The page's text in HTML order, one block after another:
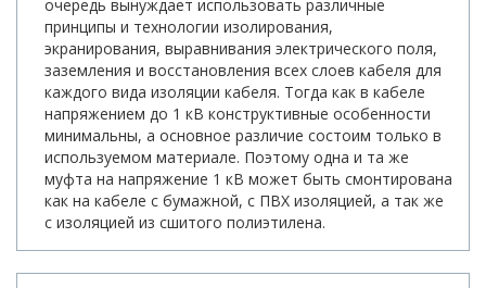
очередь вынуждает использовать различные
принципы и технологии изолирования,
экранирования, выравнивания электрического поля,
заземления и восстановления всех слоев кабеля для
каждого вида изоляции кабеля. Тогда как в кабеле
напряжением до 1 кВ конструктивные особенности
минимальны, а основное различие состоим только в
используемом материале. Поэтому одна и та же
муфта на напряжение 1 кВ может быть смонтирована
как на кабеле с бумажной, с ПВХ изоляцией, а так же
с изоляцией из сшитого полиэтилена.